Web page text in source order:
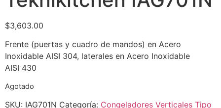
$3,603.00
Frente (puertas y cuadro de mandos) en Acero
Inoxidable AISI 304, laterales en Acero Inoxidable
AISI 430
Agotado
SKU: IAG701N Categoría: Congeladores Verticales Tipo